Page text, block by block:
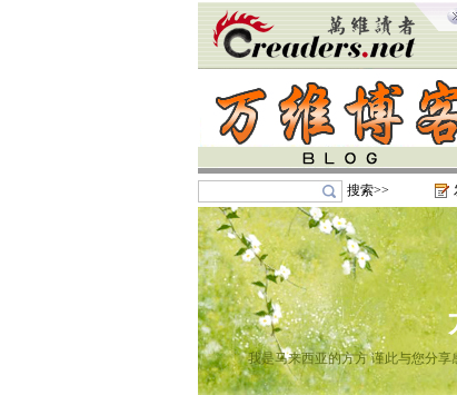
搜索>>
我是马来西亚的方方 谨此与您分